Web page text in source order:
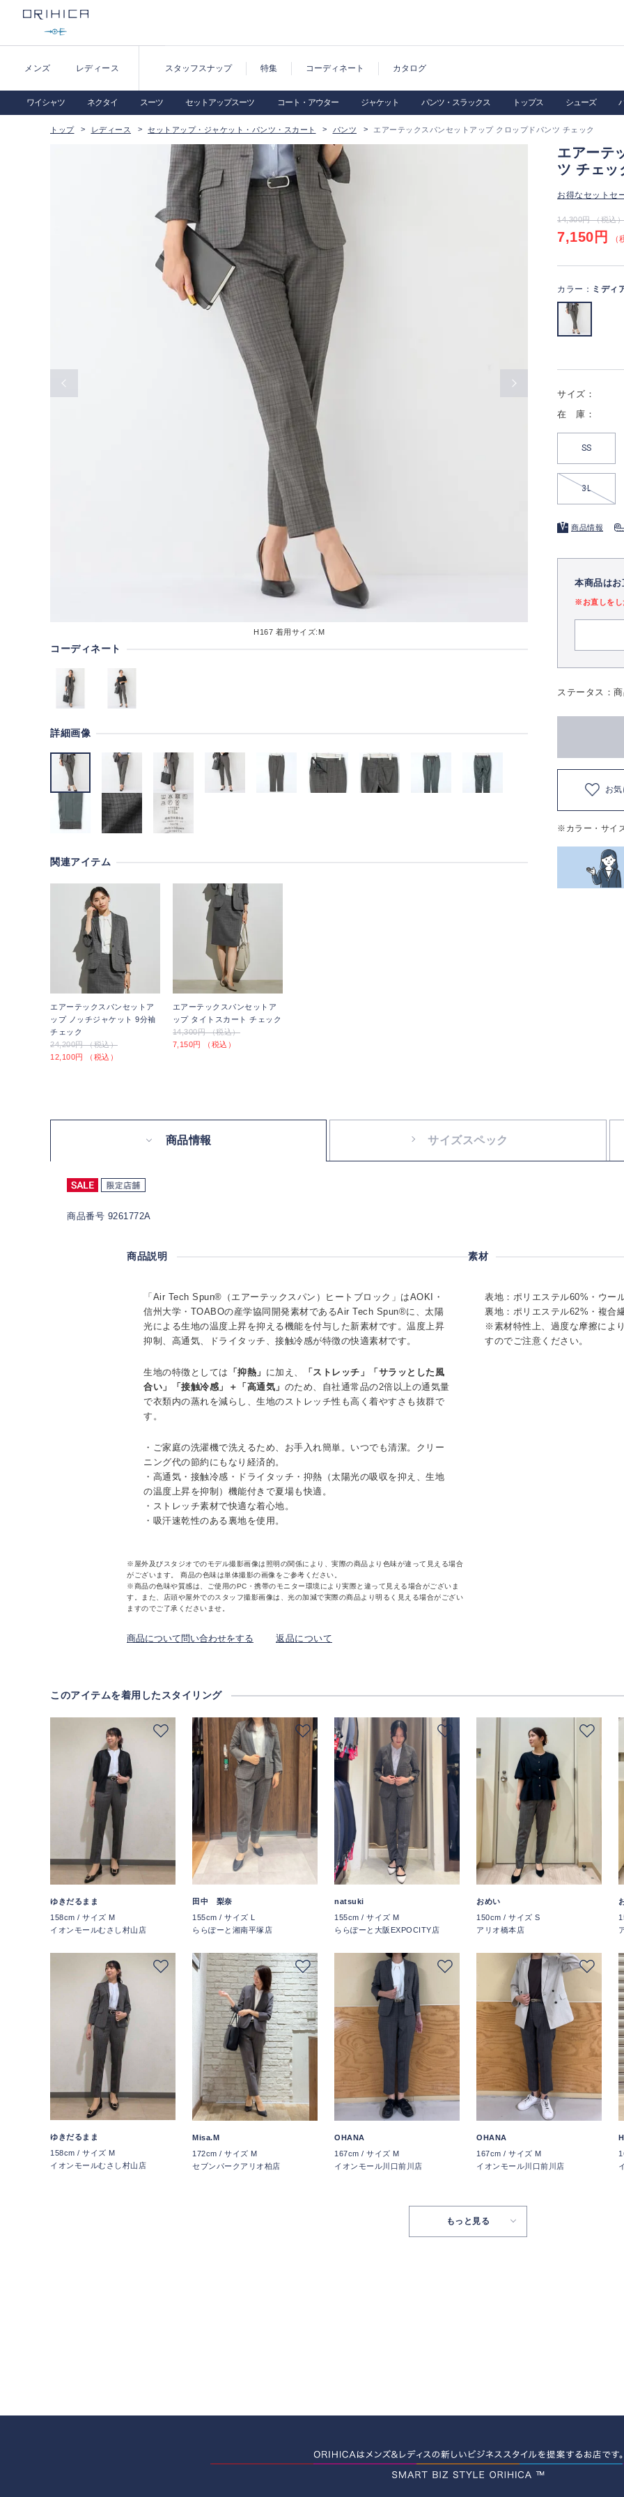
メンズ レディース スタッフスナップ 特集 コーディネート カタログ
ワイシャツ ネクタイ スーツ セットアップスーツ コート・アウター ジャケット パンツ・スラックス トップス シューズ
トップ レディース セットアップ・ジャケット・パンツ・スカート パンツ エアーテックスパンセットアップ クロップドパンツ チェック
H167 着用サイズ:M
コーディネート
詳細画像
関連アイテム
エアーテックスパンセットア
ップ ノッチジャケット 9分袖
チェック
24,200円 （税込）
12,100円 （税込）
エアーテックスパンセットア
ップ タイトスカート チェック
14,300円 （税込）
7,150円 （税込）
エアーテ
ツ チェッ
お得なセットセ
14,300円 （税込）
7,150円 （
カラー： ミディ
サイズ：
在 庫：
SS
3L
商品情報
本商品は
※お直しをし
ステータス：
お
※カラー・サイ
商品情報 サイズスペック
商品番号 9261772A
商品説明
「Air Tech Spun®（エアーテックスパン）ヒートブロック」はAOKI・
信州大学・TOABOの産学協同開発素材であるAir Tech Spun®に、太陽
光による生地の温度上昇を抑える機能を付与した新素材です。温度上昇
抑制、高通気、ドライタッチ、接触冷感が特徴の快適素材です。
生地の特徴としては 「抑熱」 に加え、
「ストレッチ」「サラッとした風
合い」「接触冷感」＋「高通気」 のため、自社通常品の2倍以上の通気量
で衣類内の蒸れを減らし、生地のストレッチ性も高く着やすさも抜群で
す。
・ご家庭の洗濯機で洗えるため、お手入れ簡単。いつでも清潔。クリー
ニング代の節約にもなり経済的。
・高通気・接触冷感・ドライタッチ・抑熱（太陽光の吸収を抑え、生地
の温度上昇を抑制）機能付きで夏場も快適。
・ストレッチ素材で快適な着心地。
・吸汗速乾性のある裏地を使用。
※屋外及びスタジオでのモデル撮影画像は照明の関係により、実際の商品より色味が違って見える場合
がございます。 商品の色味は単体撮影の画像をご参考ください。
※商品の色味や質感は、ご使用のPC・携帯のモニター環境により実際と違って見える場合がございま
す。また、店頭や屋外でのスタッフ撮影画像は、光の加減で実際の商品より明るく見える場合がござい
ますのでご了承くださいませ。
商品について問い合わせをする 返品について
素材
表地：ポリエステル60%・ウー
裏地：ポリエステル62%・複合
※素材特性上、過度な摩擦によ
すのでご注意ください。
このアイテムを着用したスタイリング
ゆきだるまま
158cm / サイズ M
イオンモールむさし村山店
田中 梨奈
155cm / サイズ L
ららぽーと湘南平塚店
natsuki
155cm / サイズ M
ららぽーと大阪EXPOCITY店
おめい
150cm / サイズ S
アリオ橋本店
ゆきだるまま
158cm / サイズ M
イオンモールむさし村山店
Misa.M
172cm / サイズ M
セブンパークアリオ柏店
OHANA
167cm / サイズ M
イオンモール川口前川店
OHANA
167cm / サイズ M
イオンモール川口前川店
もっと見る